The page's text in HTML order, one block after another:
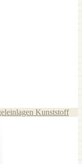
Kunststoff